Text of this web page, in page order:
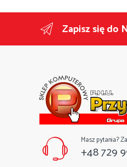
Zapisz się do
Masz pytania?
+48 729